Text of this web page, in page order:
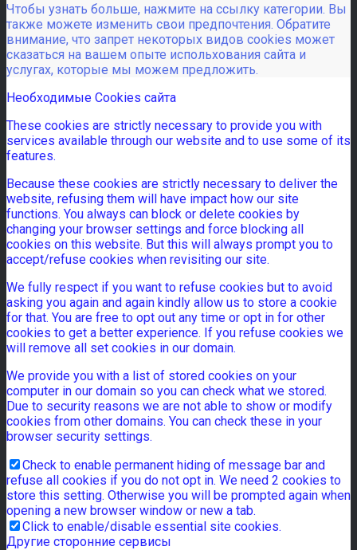
Чтобы узнать больше, нажмите на ссылку категории. Вы
также можете изменить свои предпочтения. Обратите
внимание, что запрет некоторых видов cookies может
сказаться на вашем опыте испольхования сайта и
услугах, которые мы можем предложить.
Необходимые Cookies сайта
These cookies are strictly necessary to provide you with
services available through our website and to use some of its
features.
Because these cookies are strictly necessary to deliver the
website, refusing them will have impact how our site
functions. You always can block or delete cookies by
changing your browser settings and force blocking all
cookies on this website. But this will always prompt you to
accept/refuse cookies when revisiting our site.
We fully respect if you want to refuse cookies but to avoid
asking you again and again kindly allow us to store a cookie
for that. You are free to opt out any time or opt in for other
cookies to get a better experience. If you refuse cookies we
will remove all set cookies in our domain.
We provide you with a list of stored cookies on your
computer in our domain so you can check what we stored.
Due to security reasons we are not able to show or modify
cookies from other domains. You can check these in your
browser security settings.
Check to enable permanent hiding of message bar and
refuse all cookies if you do not opt in. We need 2 cookies to
store this setting. Otherwise you will be prompted again when
opening a new browser window or new a tab.
Click to enable/disable essential site cookies.
Другие сторонние сервисы